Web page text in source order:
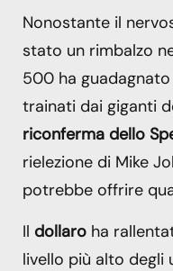
Nonostante il
stato un rimbalzo
500 ha guadagnato
trainati dai giganti
riconferma dello
rielezione di Mike
potrebbe offrire
Il dollaro ha
livello più alto degli